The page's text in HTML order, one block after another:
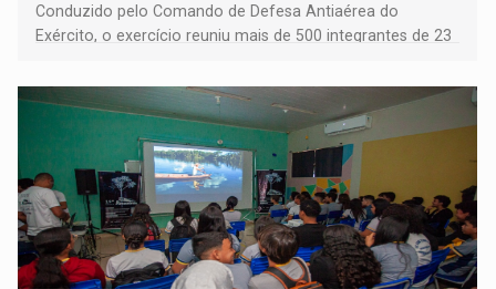
Conduzido pelo Comando de Defesa Antiaérea do
Exército, o exercício reuniu mais de 500 integrantes de 23